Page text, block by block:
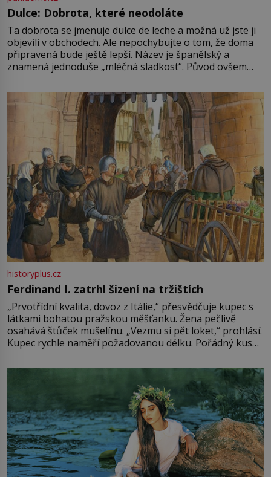
Dulce: Dobrota, které neodoláte
Ta dobrota se jmenuje dulce de leche a možná už jste ji
objevili v obchodech. Ale nepochybujte o tom, že doma
připravená bude ještě lepší. Název je španělský a
znamená jednoduše „mléčná sladkost“. Původ ovšem
pře hned několik latinskoamerických zemí a k tomu
Francie, kde se traduje,
historyplus.cz
Ferdinand I. zatrhl šizení na tržištích
„Prvotřídní kvalita, dovoz z Itálie,“ přesvědčuje kupec s
látkami bohatou pražskou měšťanku. Žena pečlivě
osahává štůček mušelínu. „Vezmu si pět loket,“ prohlásí.
Kupec rychle naměří požadovanou délku. Pořádný kus
milostpaní. Stačí jenom na sukni,“ zhodnotí švadlena
množství růžového mušelínu. „Ošidili vás, podívejte.“